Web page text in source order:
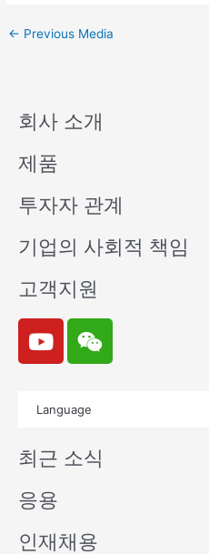
← Previous Media
회사 소개
제품
투자자 관계
기업의 사회적 책임
고객지원
Y
o
u
e
W
e
i
n
Language
최근 소식
응용
인재채용